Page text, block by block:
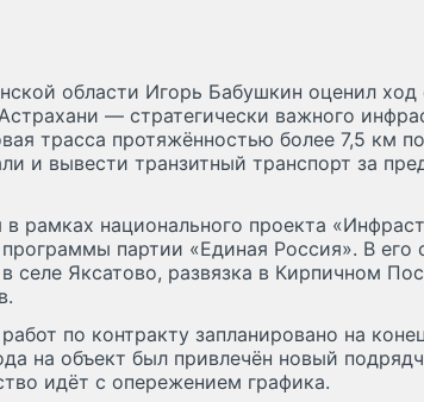
области Игорь Бабушкин оценил ход
— стратегически важного
трасса протяжённостью более 7,5 км
и вывести транзитный транспорт за
в рамках национального проекта
партии «Единая Россия». В его
в селе Яксатово, развязка в Кирпичном
по контракту запланировано на
на объект был привлечён новый
идёт с опережением графика.